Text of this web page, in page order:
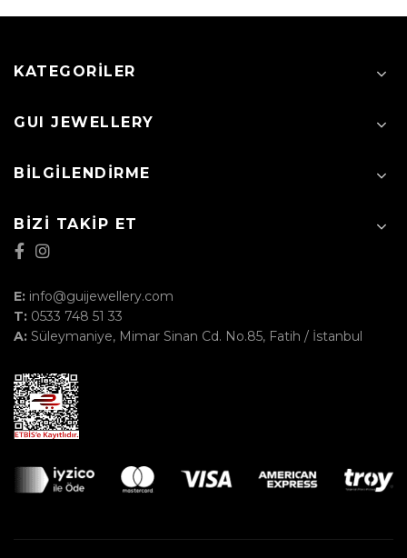
KATEGORILER
GUI JEWELLERY
BILGILENDIRME
BIZI TAKIP ET
E: info@guijewellery.com
T: 0533 748 51 33
A: Süleymaniye, Mimar Sinan Cd. No.85, Fatih / İstanbul